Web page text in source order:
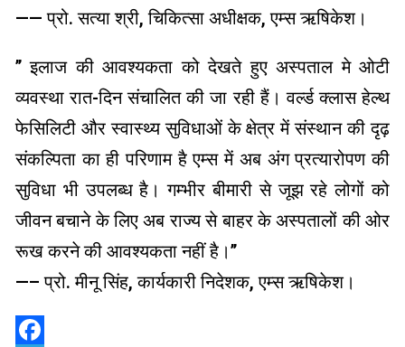
—— प्रो. सत्या श्री, चिकित्सा अधीक्षक, एम्स ऋषिकेश।
’’ इलाज की आवश्यकता को देखते हुए अस्पताल मे ओटी
व्यवस्था रात-दिन संचालित की जा रही हैं। वर्ल्ड क्लास हेल्थ
फेसिलिटी और स्वास्थ्य सुविधाओं के क्षेत्र में संस्थान की दृढ़
संकल्पिता का ही परिणाम है एम्स में अब अंग प्रत्यारोपण की
सुविधा भी उपलब्ध है। गम्भीर बीमारी से जूझ रहे लोगों को
जीवन बचाने के लिए अब राज्य से बाहर के अस्पतालों की ओर
रूख करने की आवश्यकता नहीं है।’’
—– प्रो. मीनू सिंह, कार्यकारी निदेशक, एम्स ऋषिकेश।